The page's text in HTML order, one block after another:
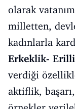
olarak
milletten,
kadınlarla
Erkeklik-
verdiği
aktiflik,